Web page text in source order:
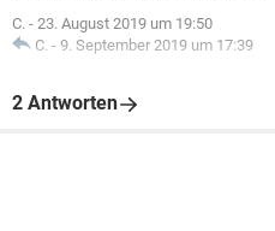
C. - 23. August 2019 um 19:50
C. - 9. September 2019 um 17:39
2 Antworten